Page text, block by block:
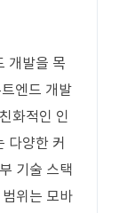
개발을 목
엔드 개발
화적인 인
다양한 커
기술 스택
위는 모바